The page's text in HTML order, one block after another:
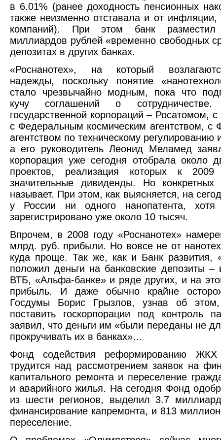
в 6.01% (ранее доходность пенсионных
также неизменно отставала и от инфляции,
компаний). При этом банк
миллиардов рублей «временно свободных
депозитах в других банках.
«Роснанотех», на который
надежды, поскольку понятие
стало чрезвычайно модным, пока что
кучу соглашений о
государственной корпораций – Росатомом,
с Федеральным космическим агентством, с
агентством по техническому регулированию
а его руководитель Леонид Меламед
корпорация уже сегодня отобрала около
проектов, реализация которых к 2009
значительные дивиденды. Но конкретных
называет. При этом, как выясняется, на
у России ни одного нанопатента,
зарегистрировано уже около 10 тысяч.
Впрочем, в 2008 году «Роснанотех»
млрд. руб. прибыли. Но вовсе не от
куда проще. Так же, как и Банк развития,
положил деньги на банковские депозиты –
ВТБ, «Альфа-банке» и ряде других, и на
прибыль. И даже обычно крайне
Госдумы Борис Грызлов, узнав об этом,
поставить госкорпорации под контроль
заявил, что деньги им «были переданы не
прокручивать их в банках»…
Фонд содействия реформированию ЖКХ
трудится над рассмотрением заявок на
капитального ремонта и переселение
и аварийного жилья. На сегодня Фонд
из шести регионов, выделил 3.7
финансирование капремонта, и 813
переселение.